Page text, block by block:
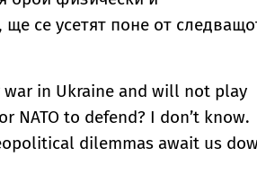
се усетят поне от
in Ukraine and will not play
NATO to defend? I don’t know.
dilemmas await us